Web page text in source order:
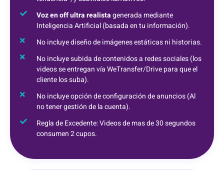
Voz en off ultra realistagenerada mediante
Inteligencia Artificial (basada en tu información).
No incluye diseño de imágenes estáticas ni historias.
No incluye subida de contenidos a redes sociales (los
videos se entregan vía WeTransfer/Drive para que el
cliente los suba).
No incluye opción de configuración de anuncios (Al
no tener gestión de la cuenta).
Regla de Excedente: Videos de mas de 30 segundos
consumen 2 cupos.